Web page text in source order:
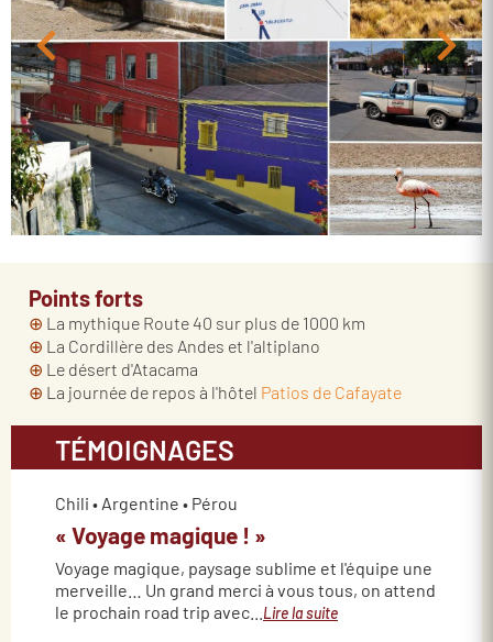
Previous Next
Points forts
⊕ La mythique Route 40 sur plus de 1000 km
⊕ La Cordillère des Andes et l'altiplano
⊕ Le désert d'Atacama
⊕ La journée de repos à l'hôtel Patios de Cafayate
TÉMOIGNAGES
Chili • Argentine • Pérou
« Voyage magique ! »
Voyage magique, paysage sublime et l'équipe une
merveille… Un grand merci à vous tous, on attend
le prochain road trip avec...
Lire la suite